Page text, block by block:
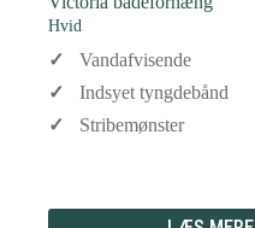
Hvid
Vandafvisende
Indsyet tyngdebånd
Stribemønster